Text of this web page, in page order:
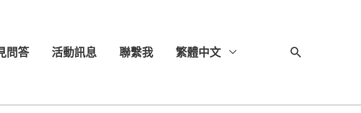
問答 活動訊息 聯繫我 繁體中文
搜